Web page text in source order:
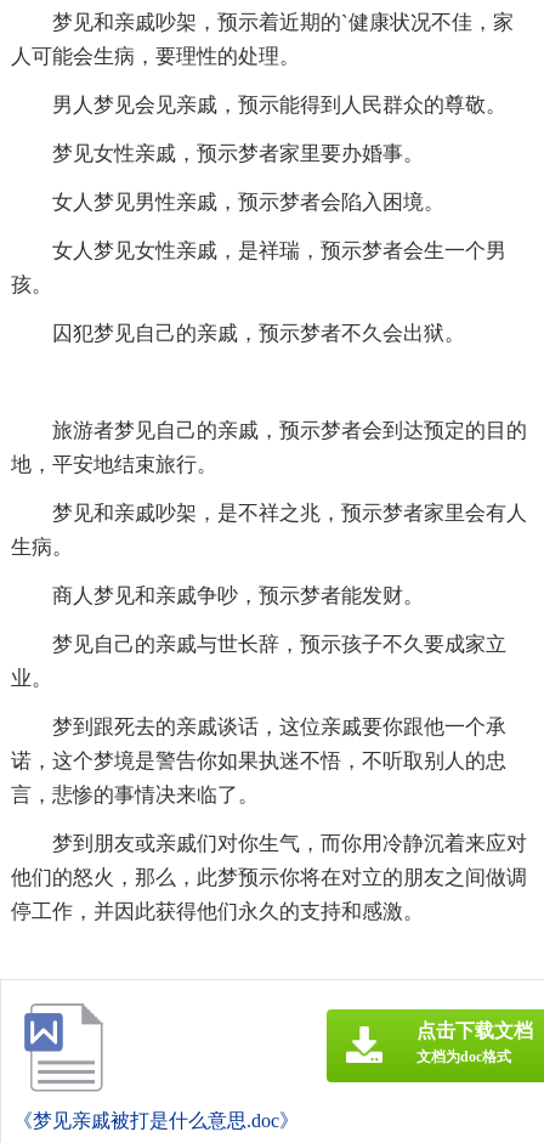
梦见和亲戚吵架，预示着近期的`健康状况不佳，家
人可能会生病，要理性的处理。
男人梦见会见亲戚，预示能得到人民群众的尊敬。
梦见女性亲戚，预示梦者家里要办婚事。
女人梦见男性亲戚，预示梦者会陷入困境。
女人梦见女性亲戚，是祥瑞，预示梦者会生一个男
孩。
囚犯梦见自己的亲戚，预示梦者不久会出狱。
旅游者梦见自己的亲戚，预示梦者会到达预定的目的
地，平安地结束旅行。
梦见和亲戚吵架，是不祥之兆，预示梦者家里会有人
生病。
商人梦见和亲戚争吵，预示梦者能发财。
梦见自己的亲戚与世长辞，预示孩子不久要成家立
业。
梦到跟死去的亲戚谈话，这位亲戚要你跟他一个承
诺，这个梦境是警告你如果执迷不悟，不听取别人的忠
言，悲惨的事情决来临了。
梦到朋友或亲戚们对你生气，而你用冷静沉着来应对
他们的怒火，那么，此梦预示你将在对立的朋友之间做调
停工作，并因此获得他们永久的支持和感激。
《梦见亲戚被打是什么意思.doc》
点击下载文档
文档为doc格式